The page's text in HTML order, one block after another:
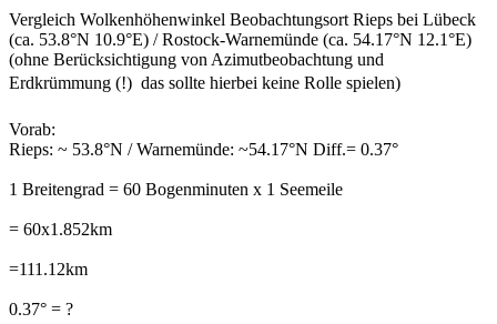
Vergleich Wolkenhöhenwinkel Beobachtungsort Rieps bei Lübeck
(ca. 53.8°N 10.9°E) / Rostock-Warnemünde (ca. 54.17°N 12.1°E)
(ohne Berücksichtigung von Azimutbeobachtung und
Erdkrümmung (!)  das sollte hierbei keine Rolle spielen)
Vorab:
Rieps: ~ 53.8°N / Warnemünde: ~54.17°N Diff.= 0.37°
1 Breitengrad = 60 Bogenminuten x 1 Seemeile
= 60x1.852km
=111.12km
0.37° = ?